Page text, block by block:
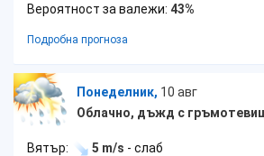
Вероятност за валежи: 43%
Подробна прогноза
Понеделник, 10 авг
Облачно, дъжд с
Вятър: 5 m/s - слаб